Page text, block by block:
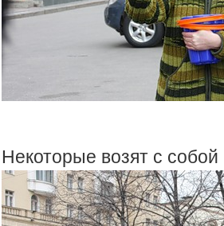
Некоторые возят с